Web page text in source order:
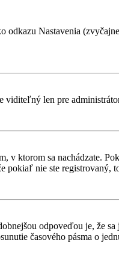
Nastavenia
viditeľný len pre
ktorom sa nachádzate.
pokiaľ nie ste
odpoveďou je, že
časového pásma o